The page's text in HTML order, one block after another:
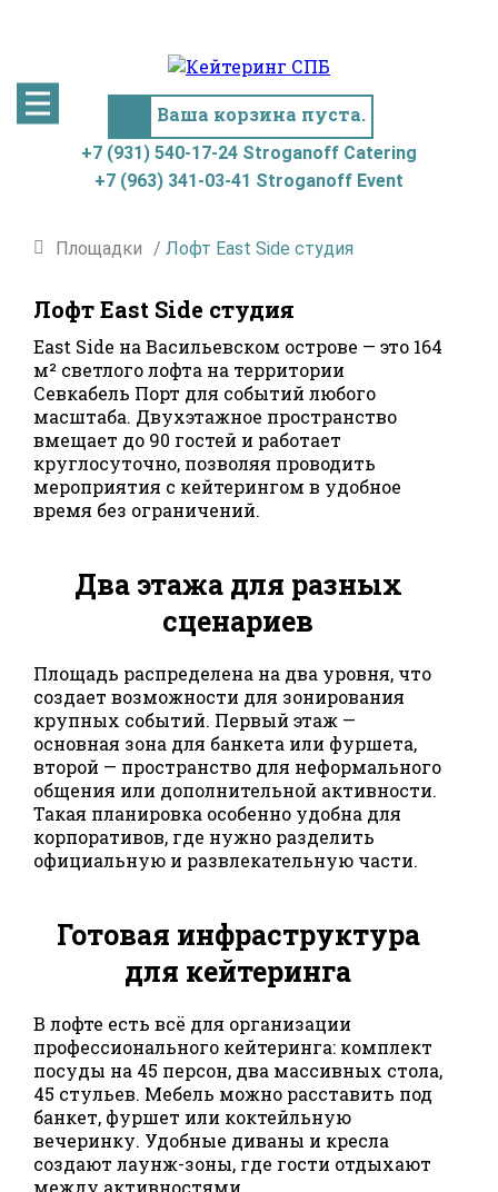
Ваша корзина пуста.
+7 (931) 540-17-24
Stroganoff
+7 (931) 540-17-24 Stroganoff Catering
+7 (963) 341-03-41 Stroganoff Event
Площадки / Лофт East Side студия
Лофт East Side студия
East Side на Васильевском острове — это 164
м² светлого лофта на территории
Севкабель Порт для событий любого
масштаба. Двухэтажное пространство
вмещает до 90 гостей и работает
круглосуточно, позволяя проводить
мероприятия с кейтерингом в удобное
время без ограничений.
Два этажа для разных
сценариев
Площадь распределена на два уровня, что
создает возможности для зонирования
крупных событий. Первый этаж —
основная зона для банкета или фуршета,
второй — пространство для неформального
общения или дополнительной активности.
Такая планировка особенно удобна для
корпоративов, где нужно разделить
официальную и развлекательную части.
Готовая инфраструктура
для кейтеринга
В лофте есть всё для организации
профессионального кейтеринга: комплект
посуды на 45 персон, два массивных стола,
45 стульев. Мебель можно расставить под
банкет, фуршет или коктейльную
вечеринку. Удобные диваны и кресла
создают лаунж-зоны, где гости отдыхают